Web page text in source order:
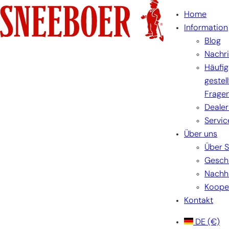
Zum
Inhalt
springen
Home
Information
Blog
Häufig
Über uns
Über
Kontakt
DE (€)